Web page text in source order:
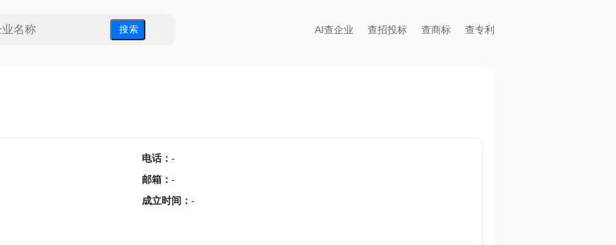
搜 索 AI查企业 查招投标 查商标 查专利
电话： -
邮箱 ： -
成立时间 ： -